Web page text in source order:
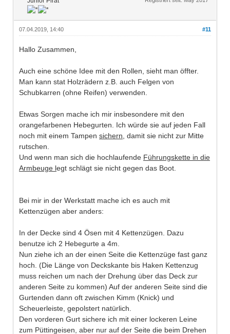
#11
07.04.2019, 14:40
Hallo Zusammen,
Auch eine schöne Idee mit den Rollen, sieht man öffter.
Man kann stat Holzrädern z.B. auch Felgen von
Schubkarren (ohne Reifen) verwenden.
Etwas Sorgen mache ich mir insbesondere mit den
orangefarbenen Hebegurten. Ich würde sie auf jeden Fall
noch mit einem Tampen sichern , damit sie nicht zur Mitte
rutschen.
Und wenn man sich die hochlaufende Führungskette in die
Armbeuge legt schlägt sie nicht gegen das Boot.
Bei mir in der Werkstatt mache ich es auch mit
Kettenzügen aber anders:
In der Decke sind 4 Ösen mit 4 Kettenzügen. Dazu
benutze ich 2 Hebegurte a 4m.
Nun ziehe ich an der einen Seite die Kettenzüge fast ganz
hoch. (Die Länge von Deckskante bis Haken Kettenzug
muss reichen um nach der Drehung über das Deck zur
anderen Seite zu kommen) Auf der anderen Seite sind die
Gurtenden dann oft zwischen Kimm (Knick) und
Scheuerleiste, gepolstert natürlich.
Den vorderen Gurt sichere ich mit einer lockeren Leine
zum Püttingeisen, aber nur auf der Seite die beim Drehen